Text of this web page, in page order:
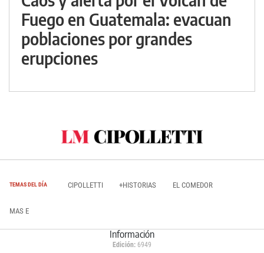
Fuego en Guatemala: evacuan
poblaciones por grandes
erupciones
TEMAS DEL DÍA CIPOLLETTI +HISTORIAS EL COMEDOR
MAS E
Información
Edición: 6949